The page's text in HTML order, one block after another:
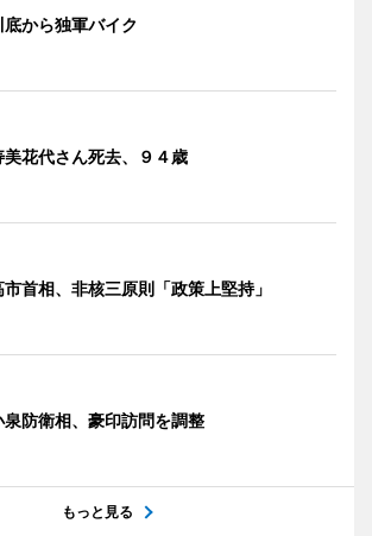
底から独軍バイク
美花代さん死去、９４歳
市首相、非核三原則「政策上堅持」
泉防衛相、豪印訪問を調整
もっと見る